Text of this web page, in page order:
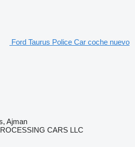
Ford Taurus Police Car coche nuevo
Ajman
CARS LLC